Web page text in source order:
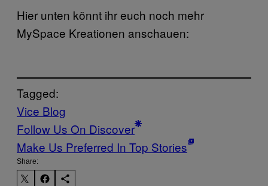
Hier unten könnt ihr euch noch mehr
MySpace Kreationen anschauen:
Tagged:
Vice Blog
Follow Us On Discover
Make Us Preferred In Top Stories
Share: